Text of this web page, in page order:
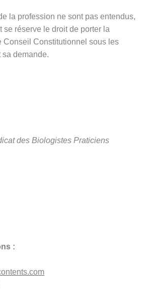
la profession ne sont pas entendus,
se réserve le droit de porter la
Conseil Constitutionnel sous les
demande.
des Biologistes Praticiens
: